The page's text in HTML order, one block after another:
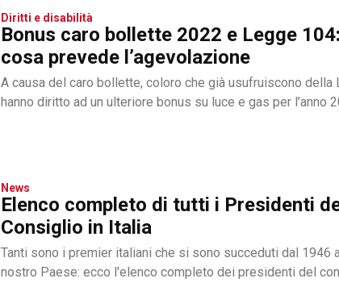
Diritti e disabilità
Bonus caro bollette 2022 e Legge
cosa prevede l’agevolazione
A causa del caro bollette, coloro che già usufruiscono della
hanno diritto ad un ulteriore bonus su luce e gas per l’anno
News
Elenco completo di tutti i Presidenti
Consiglio in Italia
Tanti sono i premier italiani che si sono succeduti dal 1946
nostro Paese: ecco l'elenco completo dei presidenti del